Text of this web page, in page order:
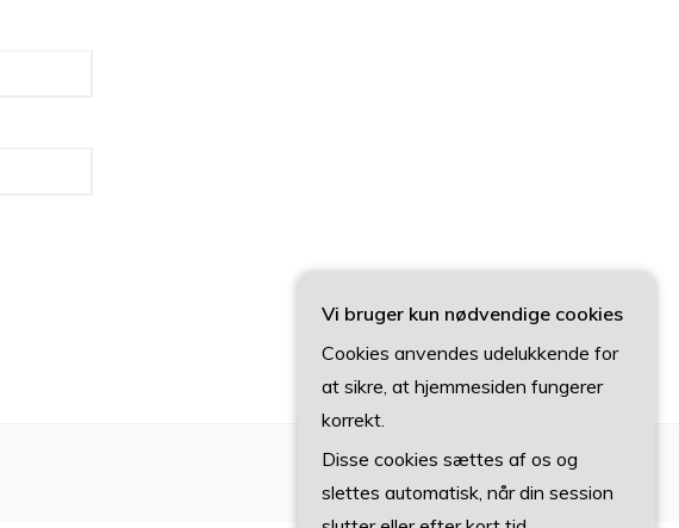
Vi bruger kun nødvendige cookies
Cookies anvendes udelukkende for
at sikre, at hjemmesiden fungerer
korrekt.
Disse cookies sættes af os og
slettes automatisk, når din session